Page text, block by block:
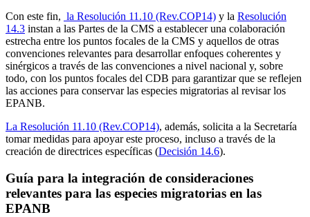
Con este fin, la Resolución 11.10 (Rev.COP14) y la Resolución
14.3 instan a las Partes de la CMS a establecer una colaboración
estrecha entre los puntos focales de la CMS y aquellos de otras
convenciones relevantes para desarrollar enfoques coherentes y
sinérgicos a través de las convenciones a nivel nacional y, sobre
todo, con los puntos focales del CDB para garantizar que se reflejen
las acciones para conservar las especies migratorias al revisar los
EPANB.
La Resolución 11.10 (Rev.COP14), además, solicita a la Secretaría
tomar medidas para apoyar este proceso, incluso a través de la
creación de directrices específicas (Decisión 14.6).
Guía para la integración de consideraciones
relevantes para las especies migratorias en las
EPANB